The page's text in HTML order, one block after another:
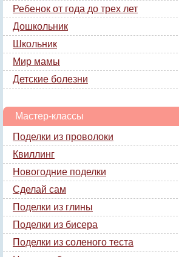
Ребенок от года до трех лет
Дошкольник
Школьник
Мир мамы
Детские болезни
Мастер-классы
Поделки из проволоки
Квиллинг
Новогодние поделки
Сделай сам
Поделки из глины
Поделки из бисера
Поделки из соленого теста